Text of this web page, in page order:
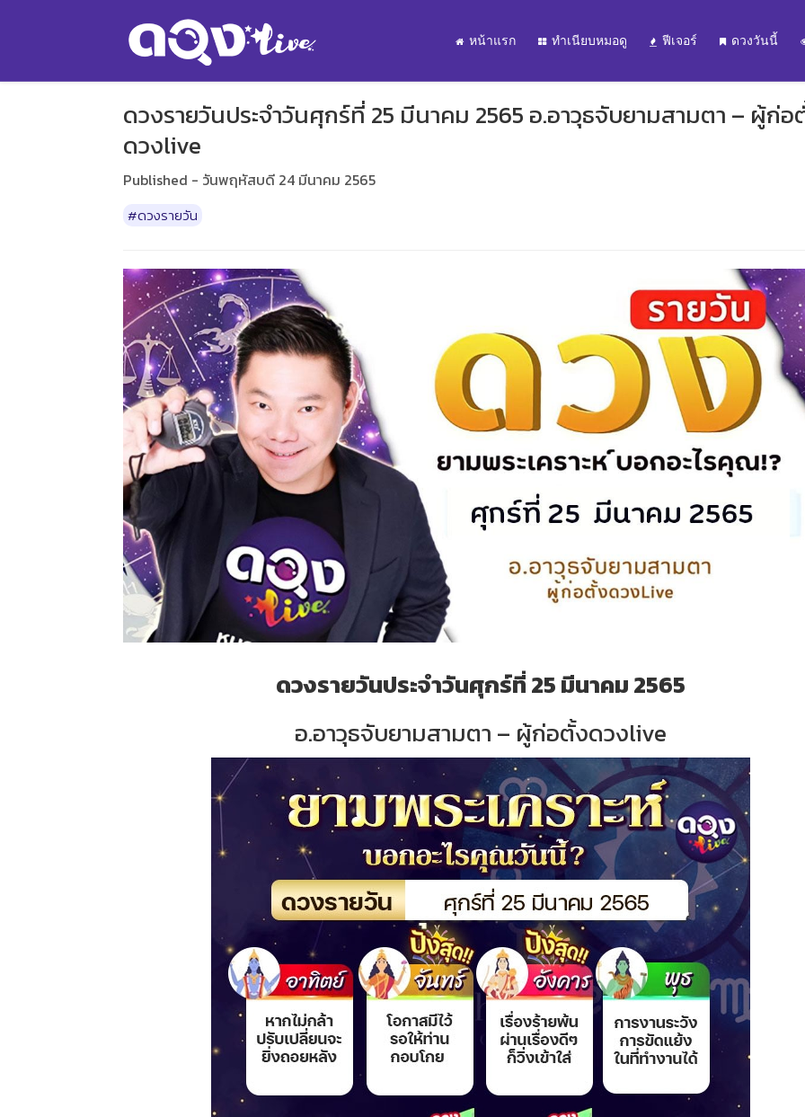
หน้าแรก ทำเนียบหมอดู ฟีเจอร์ ดวงวันนี้
ดวงรายวันประจำวันศุกร์ที่ 25 มีนาคม 2565 อ.อาวุธจับยามสามตา – ผู้ก่อ
ดวงlive
Published - วันพฤหัสบดี 24 มีนาคม 2565
#ดวงรายวัน
ดวงรายวันประจำวันศุกร์ที่ 25 มีนาคม 2565
อ.อาวุธจับยามสามตา – ผู้ก่อตั้งดวงlive